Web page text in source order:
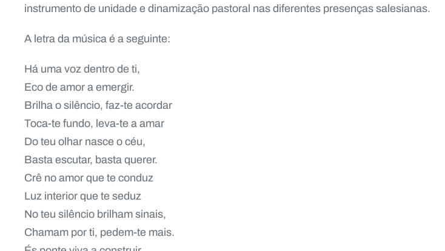
instrumento de unidade e dinamização pastoral nas diferentes presenças salesianas.
A letra da música é a seguinte:
Há uma voz dentro de ti,
Eco de amor a emergir.
Brilha o silêncio, faz-te acordar
Toca-te fundo, leva-te a amar
Do teu olhar nasce o céu,
Basta escutar, basta querer.
Crê no amor que te conduz
Luz interior que te seduz
No teu silêncio brilham sinais,
Chamam por ti, pedem-te mais.